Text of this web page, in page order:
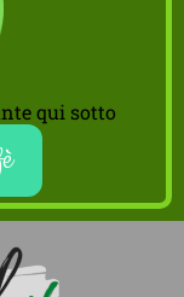
qui sotto